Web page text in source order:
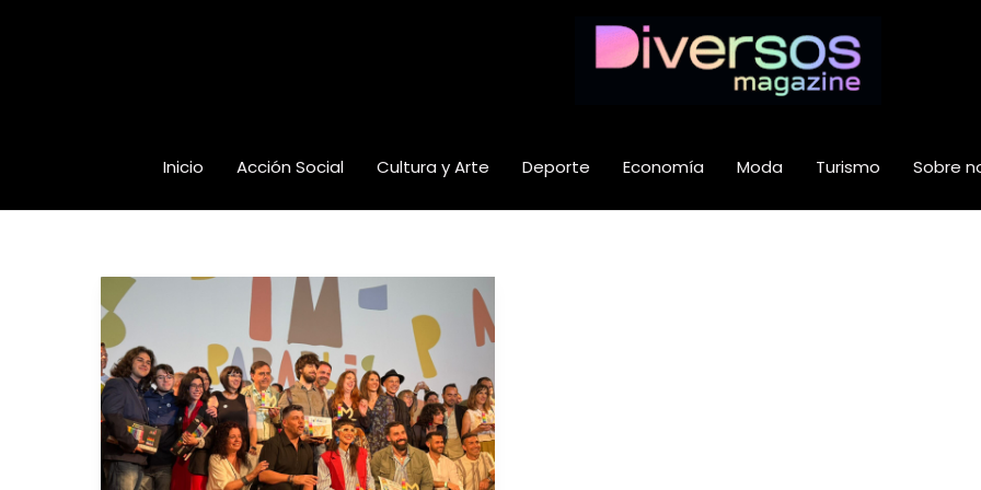
Inicio Acción Social Cultura y Arte Deporte Economía Moda Turismo Sobre